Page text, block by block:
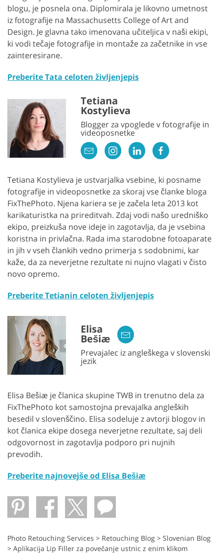
blogu, je posnela ona. Diplomirala je likovno umetnost
iz fotografije na Massachusetts College of Art and
Design. Je glavna tako imenovana učiteljica v naši ekipi,
ki vodi tečaje fotografije in montaže za začetnike in vse
zainteresirane.
Preberite Tata celoten življenjepis
Tetiana
Kostylieva
Blogger za vpoglede v fotografije in
videoposnetke
Tetiana Kostylieva je ustvarjalka vsebine, ki posname
fotografije in videoposnetke za skoraj vse članke bloga
FixThePhoto. Njena kariera se je začela leta 2013 kot
karikaturistka na prireditvah. Zdaj vodi našo uredniško
ekipo, preizkuša nove ideje in zagotavlja, da je vsebina
koristna in privlačna. Rada ima starodobne fotoaparate
in jih v vseh člankih vedno primerja s sodobnimi, kar
kaže, da za neverjetne rezultate ni nujno vlagati v čisto
novo opremo.
Preberite Tetianin celoten življenjepis
Elisa
Bešiæ
Prevajalec iz angleškega v slovenski
jezik
Elisa Bešiæ je članica skupine TWB in trenutno dela za
FixThePhoto kot samostojna prevajalka angleških
besedil v slovenščino. Elisa sodeluje z avtorji blogov in
kot članica ekipe dosega neverjetne rezultate, saj deli
odgovornost in zagotavlja podporo pri nujnih
prevodih.
Preberite najnovejše od Elisa Bešiæ
Photo Retouching Services > Retouching Blog > Slovenian Blog
> Aplikacija Lip Filler za povečanje ustnic z enim klikom